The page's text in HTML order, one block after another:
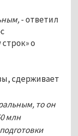
- ответил
о
сдерживает
то он
млн